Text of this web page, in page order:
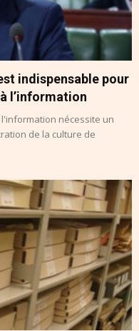
indispensable pour
l’information
nécessite un
de la culture de